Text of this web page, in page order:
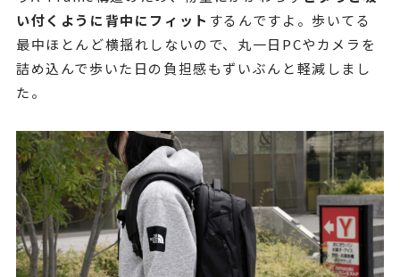
い付くように背中にフィット するんですよ。歩いてる
最中ほとんど横揺れしないので、丸一日PCやカメラを
詰め込んで歩いた日の負担感もずいぶんと軽減しまし
た。